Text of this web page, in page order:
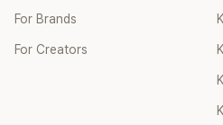
For Brands
For Creators